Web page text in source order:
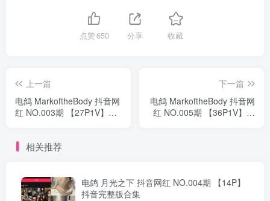
点赞650 分享 收藏
上一篇
电鸽 MarkoftheBody 抖音网
红 NO.003期 【27P1V】抖
下一篇
电鸽 MarkoftheBody 抖音网
红 NO.005期 【36P1V】抖
相关推荐
电鸽 月光之下 抖音网红 NO.004期 【14P】
抖音完整版合集